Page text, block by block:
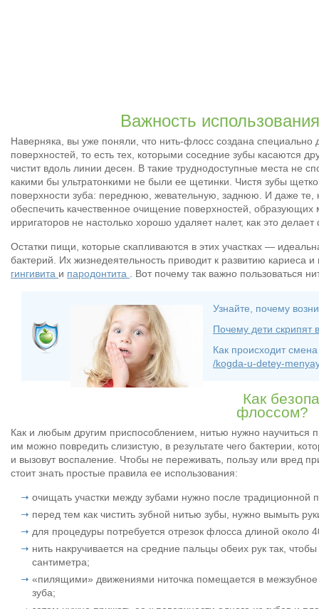
Важность
Наверняка, вы уже поняли, что нить-флосс создана специально
поверхностей, то есть тех, которыми соседние зубы касаются
чистит вдоль линии десен. В такие труднодоступные места не
какими бы ультратонкими не были ее щетинки. Чистя зубы
поверхности зуба: переднюю, жевательную, заднюю. И даже те,
обеспечить качественное очищение поверхностей, образующих
ирригаторов не настолько хорошо удаляет налет, как это
Остатки пищи, которые скапливаются в этих участках —
бактерий. Их жизнедеятельность приводит к развитию кариеса
гингивита и пародонтита . Вот почему так важно пользоваться
Узнайте, почему
Почему дети скрипят
Как происходит
/kogda-u-detey-
Как
флоссом?
Как и любым другим приспособлением, нитью нужно научиться
им можно повредить слизистую, в результате чего бактерии,
и вызовут воспаление. Чтобы не переживать, пользу или вред
стоит знать простые правила ее использования:
очищать участки между зубами нужно после традиционной
перед тем как чистить зубной нитью зубы, нужно вымыть
для процедуры потребуется отрезок флосса длиной около
нить накручивается на средние пальцы обеих рук так,
сантиметра;
«пилящими» движениями ниточка помещается в межзубное
зуба;